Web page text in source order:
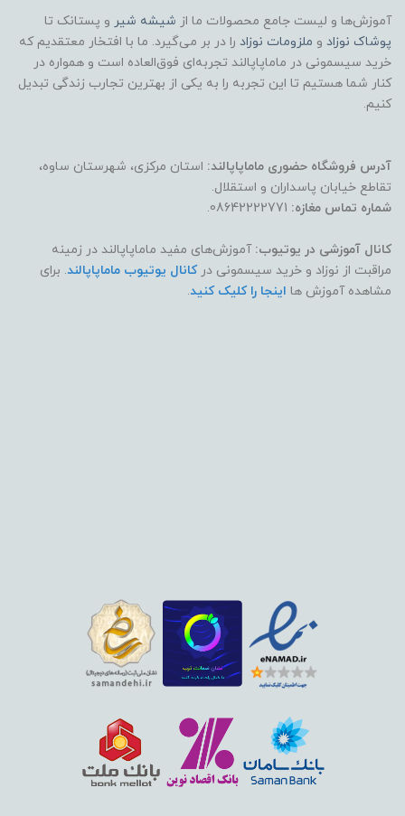
آموزش‌ها و لیست جامع محصولات ما از شیشه شیر و پستانک تا
پوشاک نوزاد و ملزومات نوزاد را در بر می‌گیرد. ما با افتخار معتقدیم که
خرید سیسمونی در ماماپاپالند تجربه‌ای فوق‌العاده است و همواره در
کنار شما هستیم تا این تجربه را به یکی از بهترین تجارب زندگی تبدیل
کنیم.
آدرس فروشگاه حضوری ماماپاپالند: استان مرکزی، شهرستان ساوه،
تقاطع خیابان پاسداران و استقلال.
شماره تماس مغازه:
کانال آموزشی در یوتیوب: آموزش‌های مفید ماماپاپالند در زمینه
مراقبت از نوزاد و خرید سیسمونی درکانال یوتیوب ماماپاپالند. برای
مشاهده آموزش ها اینجا را کلیک کنید.